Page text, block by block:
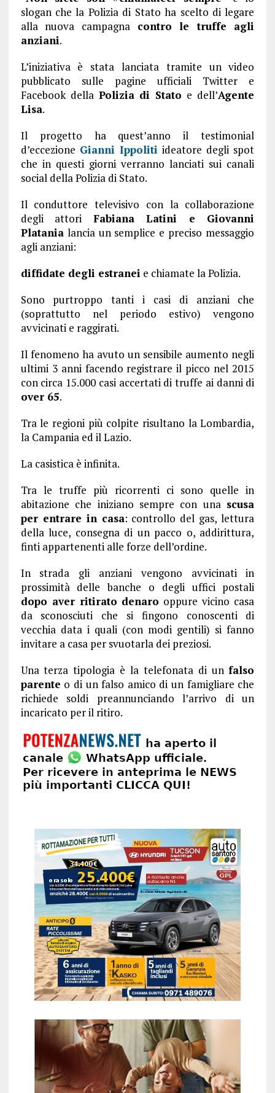
slogan che la Polizia di Stato ha scelto di legare
alla nuova campagna contro le truffe agli
anziani.
L’iniziativa è stata lanciata tramite un video
pubblicato sulle pagine ufficiali Twitter e
Facebook della Polizia di Stato e dell’Agente
Lisa.
Il progetto ha quest’anno il testimonial
d’eccezione Gianni Ippoliti ideatore degli spot
che in questi giorni verranno lanciati sui canali
social della Polizia di Stato.
Il conduttore televisivo con la collaborazione
degli attori Fabiana Latini e Giovanni
Platanialancia un semplice e preciso messaggio
agli anziani:
diffidate degli estranei e chiamate la Polizia.
Sono purtroppo tanti i casi di anziani che
(soprattutto nel periodo estivo) vengono
avvicinati e raggirati.
Il fenomeno ha avuto un sensibile aumento negli
ultimi 3 anni facendo registrare il picco nel 2015
con circa 15.000 casi accertati di truffe ai danni di
over 65.
Tra le regioni più colpite risultano la Lombardia,
la Campania ed il Lazio.
La casistica è infinita.
Tra le truffe più ricorrenti ci sono quelle in
abitazione che iniziano sempre con una scusa
per entrare in casa: controllo del gas, lettura
della luce, consegna di un pacco o, addirittura,
finti appartenenti alle forze dell’ordine.
In strada gli anziani vengono avvicinati in
prossimità delle banche o degli uffici postali
dopo aver ritirato denaro oppure vicino casa
da sconosciuti che si fingono conoscenti di
vecchia data i quali (con modi gentili) si fanno
invitare a casa per svuotarla dei preziosi.
Una terza tipologia è la telefonata di unfalso
parente o di un falso amico di un famigliare che
richiede soldi preannunciando l’arrivo di un
incaricato per il ritiro.